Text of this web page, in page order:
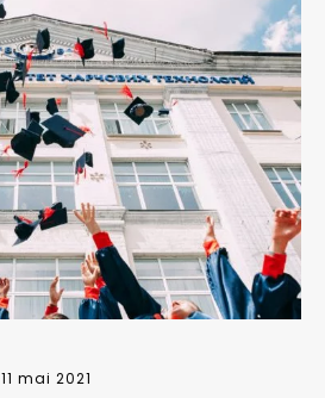
11 mai 2021